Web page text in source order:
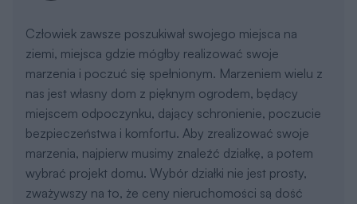
Człowiek zawsze poszukiwał swojego miejsca na
ziemi, miejsca gdzie mógłby realizować swoje
marzenia i poczuć się spełnionym. Marzeniem wielu z
nas jest własny dom z pięknym ogrodem, będący
miejscem odpoczynku, dający schronienie, poczucie
bezpieczeństwa i komfortu. Aby zrealizować swoje
marzenia, najpierw musimy znaleźć działkę, a potem
wybrać projekt domu. Wybór działki nie jest prosty,
zważywszy na to, że ceny nieruchomości są dość